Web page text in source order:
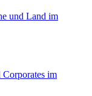
und Land im
im